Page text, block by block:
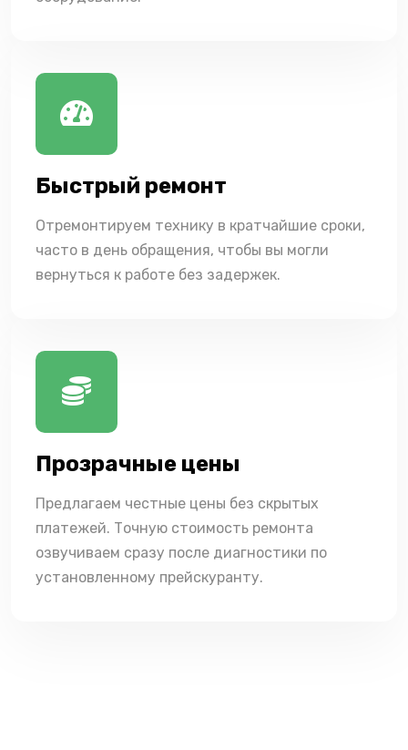
Быстрый ремонт
Отремонтируем технику в кратчайшие сроки,
часто в день обращения, чтобы вы могли
вернуться к работе без задержек.
Прозрачные цены
Предлагаем честные цены без скрытых
платежей. Точную стоимость ремонта
озвучиваем сразу после диагностики по
установленному прейскуранту.